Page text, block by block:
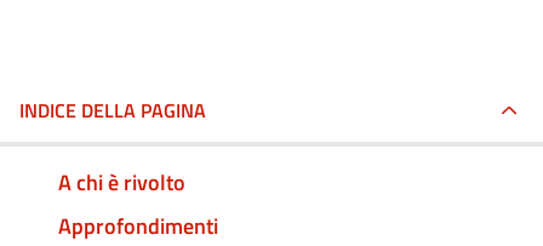
INDICE DELLA PAGINA
A chi è rivolto
Approfondimenti